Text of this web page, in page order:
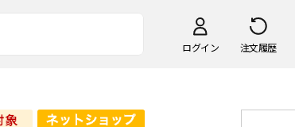
ログイン 注文履歴